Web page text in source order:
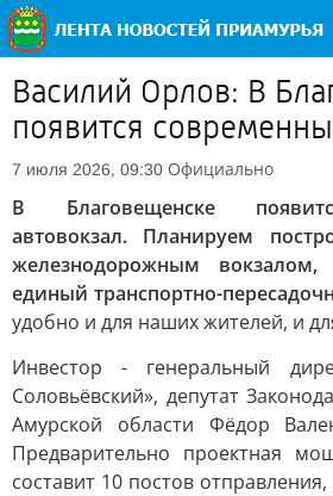
Василий Орлов: В
появится
7 июля 2026, 09:30 Официально
В Благовещенске
автовокзал. Планируем
железнодорожным
единый транспортно-
удобно и для наших жителей, и
Инвестор - генеральный
Соловьёвский», депутат
Амурской области Фёдор
Предварительно проектная
составит 10 постов